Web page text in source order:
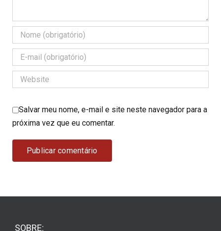
Salvar meu nome, e-mail e site neste navegador para a
próxima vez que eu comentar.
SOBRE: